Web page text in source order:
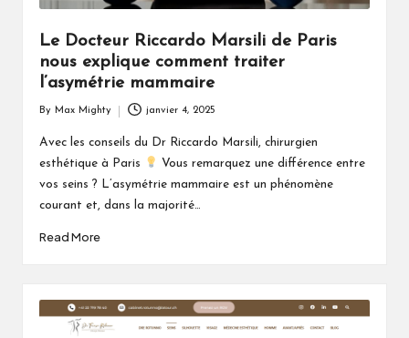
Le Docteur Riccardo Marsili de Paris
nous explique comment traiter
l’asymétrie mammaire
by
By Max Mighty janvier 4, 2025
Avec les conseils du Dr Riccardo Marsili, chirurgien
esthétique à Paris
Vous remarquez une différence entre
vos seins ? L’asymétrie mammaire est un phénomène
courant et, dans la majorité…
Read More